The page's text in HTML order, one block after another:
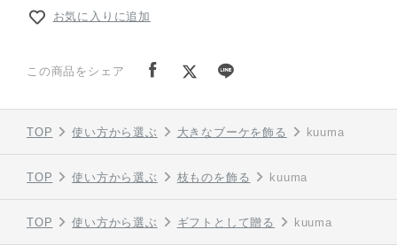
お気に入りに追加
この商品をシェア
TOP 使い方から選ぶ 大きなブーケを飾る kuuma
TOP 使い方から選ぶ 枝ものを飾る kuuma
TOP 使い方から選ぶ ギフトとして贈る kuuma